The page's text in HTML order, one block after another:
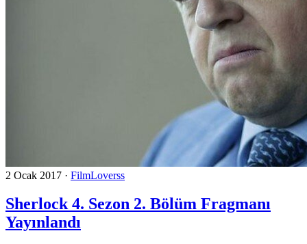
2 Ocak 2017 · FilmLoverss
Sherlock 4. Sezon 2. Bölüm Fragmanı
Yayınlandı